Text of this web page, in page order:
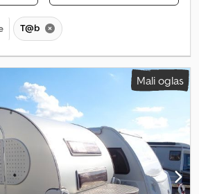
T@b
Mali oglas